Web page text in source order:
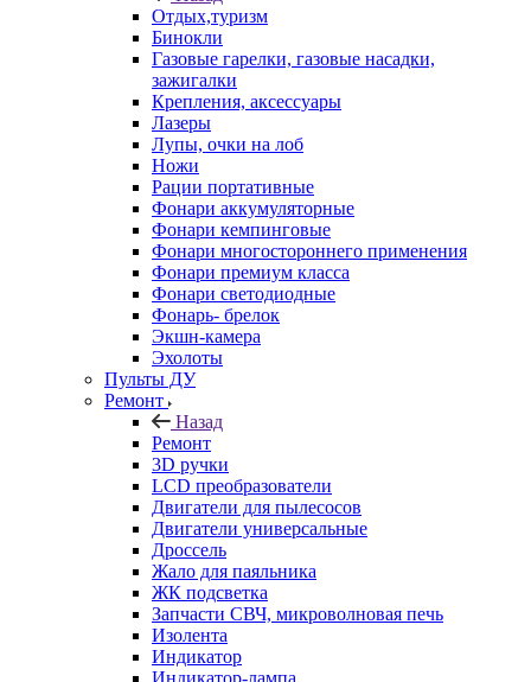
Отдых,туризм
Бинокли
Газовые гарелки, газовые насадки,
зажигалки
Крепления, аксессуары
Лазеры
Лупы, очки на лоб
Ножи
Рации портативные
Фонари аккумуляторные
Фонари кемпинговые
Фонари многостороннего применения
Фонари премиум класса
Фонари светодиодные
Фонарь- брелок
Экшн-камера
Эхолоты
Пульты ДУ
Ремонт
Назад
Ремонт
3D ручки
LCD преобразователи
Двигатели для пылесосов
Двигатели универсальные
Дроссель
Жало для паяльника
ЖК подсветка
Запчасти СВЧ, микроволновая печь
Изолента
Индикатор
Индикатор-лампа